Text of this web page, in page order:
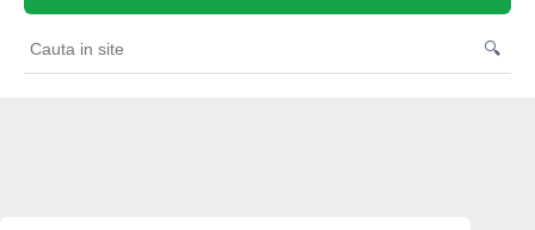
Cauta
in
🔍